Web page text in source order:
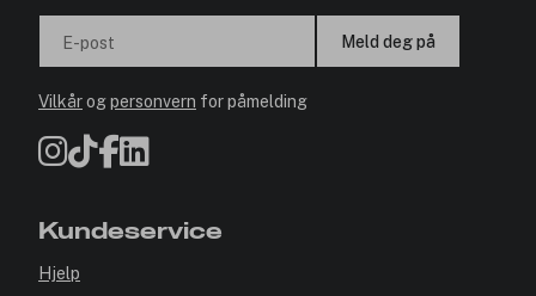
E-post Meld deg på
Vilkårogpersonvern for påmelding
Kundeservice
Hjelp